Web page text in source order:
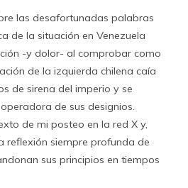
las desafortunadas palabras
de la situación en Venezuela
-y dolor- al comprobar como
de la izquierda chilena caía
de sirena del imperio y se
de sus designios.
de mi posteo en la red X y,
reflexión siempre profunda de
sus principios en tiempos